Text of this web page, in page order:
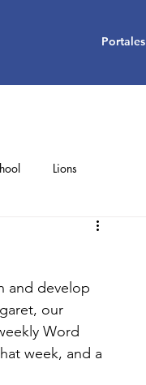
Portales
Lions
Student Achievements
and develop
our
Word
week, and a